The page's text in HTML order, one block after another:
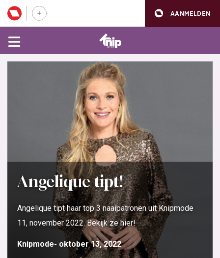
AANMELDEN
Angelique tipt!
Angelique tipt haar top 3 naaipatronen uit Knipmode
11, november 2022. Bekijk ze hier!
Knipmode oktober 13, 2022